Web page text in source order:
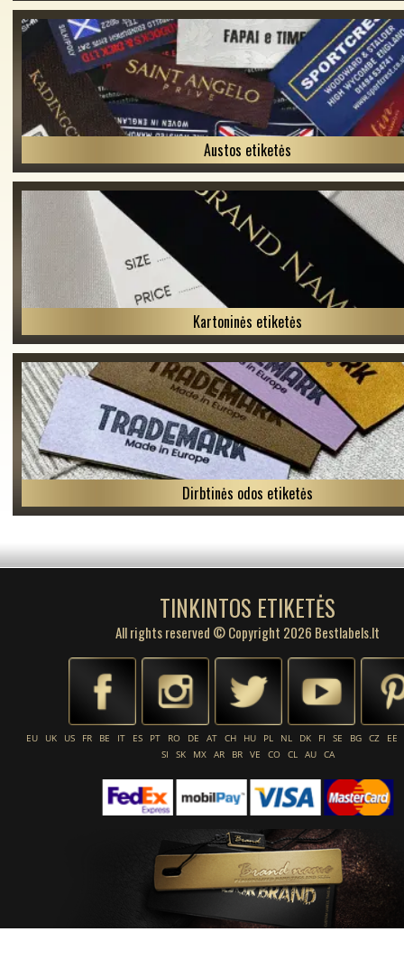
Austos etiketės
Kartoninės etiketės
Dirbtinės odos etiketės
TINKINTOS ETIKETĖS
All rights reserved © Copyright 2026 Bestlabels.lt
EU UK US FR BE IT ES PT RO DE AT CH HU PL NL DK FI SE BG CZ
EE
SI
SK MX AR BR VE CO CL AU CA